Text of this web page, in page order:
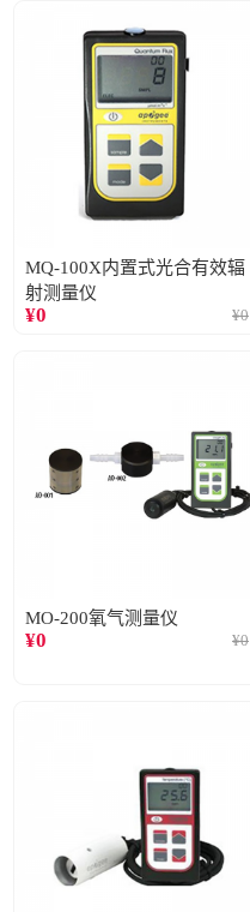
MQ-100X内置式光合有效辐
射测量仪
¥0 ¥0
MO-200氧气测量仪
¥0 ¥0